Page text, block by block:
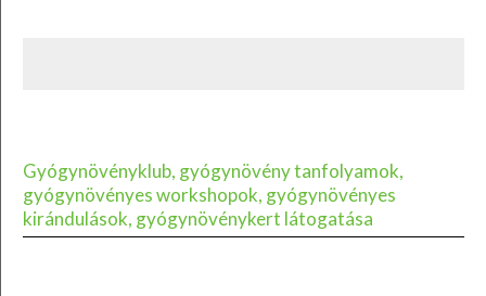
Gyógynövényklub, gyógynövény tanfolyamok,
gyógynövényes workshopok, gyógynövényes
kirándulások, gyógynövénykert látogatása